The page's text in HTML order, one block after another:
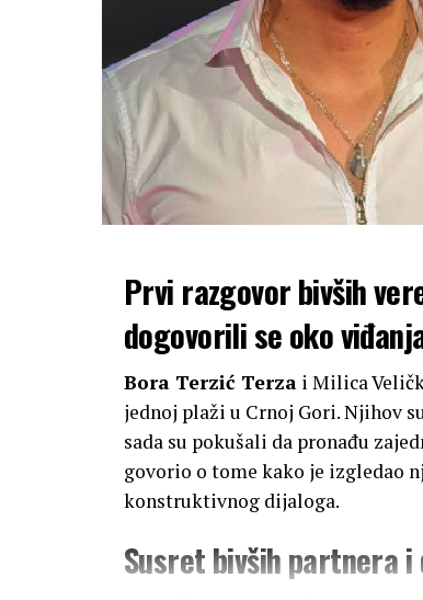
Prvi razgovor bivših
dogovorili se oko
Bora Terzić Terza i Milica
jednoj plaži u Crnoj Gori. Njihov
sada su pokušali da pronađu
govorio o tome kako je izgledao
konstruktivnog dijaloga.
Susret bivših partnera